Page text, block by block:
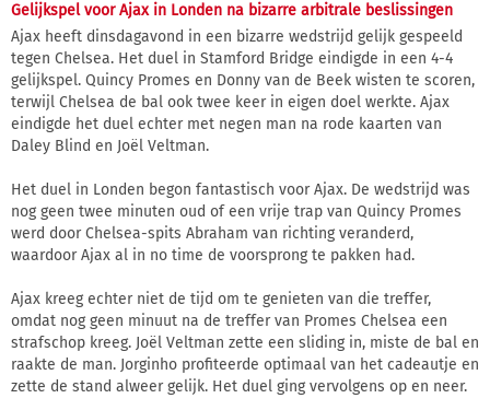
Gelijkspel voor Ajax in Londen na bizarre arbitrale beslissingen
Ajax heeft dinsdagavond in een bizarre wedstrijd gelijk gespeeld
tegen Chelsea. Het duel in Stamford Bridge eindigde in een 4-4
gelijkspel. Quincy Promes en Donny van de Beek wisten te scoren,
terwijl Chelsea de bal ook twee keer in eigen doel werkte. Ajax
eindigde het duel echter met negen man na rode kaarten van
Daley Blind en Joël Veltman.
Het duel in Londen begon fantastisch voor Ajax. De wedstrijd was
nog geen twee minuten oud of een vrije trap van Quincy Promes
werd door Chelsea-spits Abraham van richting veranderd,
waardoor Ajax al in no time de voorsprong te pakken had.
Ajax kreeg echter niet de tijd om te genieten van die treffer,
omdat nog geen minuut na de treffer van Promes Chelsea een
strafschop kreeg. Joël Veltman zette een sliding in, miste de bal en
raakte de man. Jorginho profiteerde optimaal van het cadeautje en
zette de stand alweer gelijk. Het duel ging vervolgens op en neer.